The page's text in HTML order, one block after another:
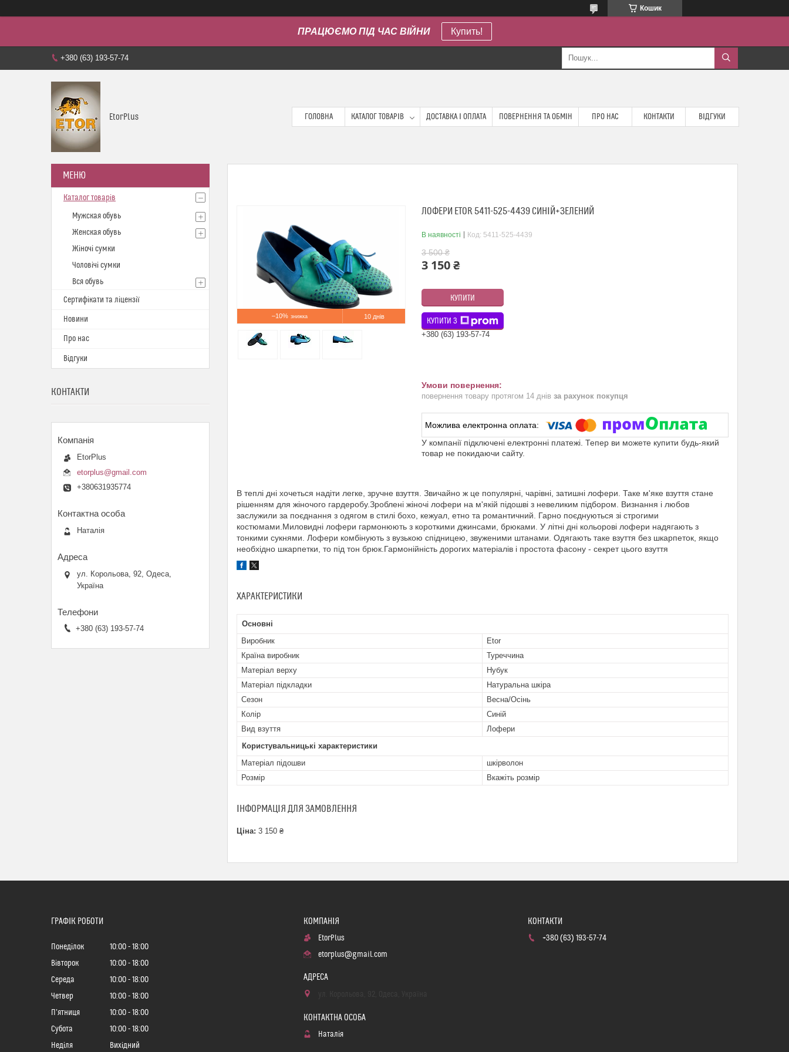
Кошик
ПРАЦЮЄМО ПІД ЧАС ВІЙНИ Купить!
+380 (63) 193-57-74
EtorPlus ГОЛОВНА КАТАЛОГ ТОВАРІВ ДОСТАВКА І ОПЛАТА ПОВЕРНЕННЯ ТА ОБМІН ПРО НАС КОНТАКТИ ВІДГУКИ
–10% 10 днів
ЛОФЕРИ ETOR 5411-525-4439 СИНІЙ+ЗЕЛЕНИЙ
В наявності Код: 5411-525-4439
3 500 ₴
3 150 ₴
КУПИТИ
КУПИТИ З
+380 (63) 193-57-74
повернення товару протягом 14 днів за рахунок покупця
У компанії підключені електронні платежі. Тепер ви можете купити будь-який
товар не покидаючи сайту.
В теплі дні хочеться надіти легке, зручне взуття. Звичайно ж це популярні, чарівні, затишні лофери. Таке м'яке взуття стане
рішенням для жіночого гардеробу.Зроблені жіночі лофери на м'якій підошві з невеликим підбором. Визнання і любов
заслужили за поєднання з одягом в стилі бохо, кежуал, етно та романтичний. Гарно поєднуються зі строгими
костюмами.Миловидні лофери гармонюють з короткими джинсами, брюками. У літні дні кольорові лофери надягають з
тонкими сукнями. Лофери комбінують з вузькою спідницею, звуженими штанами. Одягають таке взуття без шкарпеток, якщо
необхідно шкарпетки, то під тон брюк.Гармонійність дорогих матеріалів і простота фасону - секрет цього взуття
ХАРАКТЕРИСТИКИ
Основні
Виробник
Etor
Країна виробник
Туреччина
Матеріал верху
Нубук
Матеріал підкладки
Натуральна шкіра
Сезон
Весна/Осінь
Колір
Синій
Вид взуття
Лофери
Користувальницькі характеристики
Матеріал підошви
шкірволон
Розмір
Вкажіть розмір
ІНФОРМАЦІЯ ДЛЯ ЗАМОВЛЕННЯ
Ціна: 3 150 ₴
Каталог товарів
Мужская обувь
Женская обувь
Жіночі сумки
Чоловічі сумки
Вся обувь
Сертифікати та ліцензії
Новини
Про нас
Відгуки
КОНТАКТИ
EtorPlus
etorplus@gmail.com
+380631935774
Наталія
ул. Корольова, 92, Одеса,
Україна
+380 (63) 193-57-74
ГРАФІК РОБОТИ
Понеділок 10:00
18:00
Вівторок
10:00
18:00
Середа
10:00
18:00
Четвер
10:00
18:00
Пʼятниця
10:00
18:00
Субота
10:00
18:00
Неділя
Вихідний
EtorPlus
etorplus@gmail.com
Наталія
+380 (63) 193-57-74